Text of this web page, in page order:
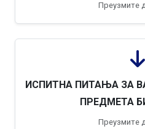
Преузмите
ИСПИТНА ПИТАЊА ЗА
ПРЕДМЕТА
Преузмите